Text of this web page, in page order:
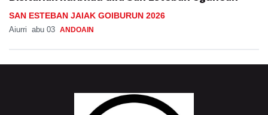
SAN ESTEBAN JAIAK GOIBURUN 2026
Aiurri abu 03 ANDOAIN